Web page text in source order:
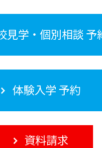
見学・個別相談 予
体験入学 予約
資料請求